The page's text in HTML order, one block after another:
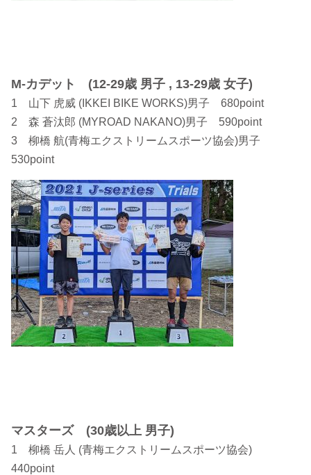
M-カデット (12-29歳 男子 , 13-29歳 女子)
1 山下 虎威 (IKKEI BIKE WORKS)男子 680point
2 森 蒼汰郎 (MYROAD NAKANO)男子 590point
3 柳橋 航(青梅エクストリームスポーツ協会)男子
530point
マスターズ (30歳以上 男子)
1 柳橋 岳人 (青梅エクストリームスポーツ協会)
440point